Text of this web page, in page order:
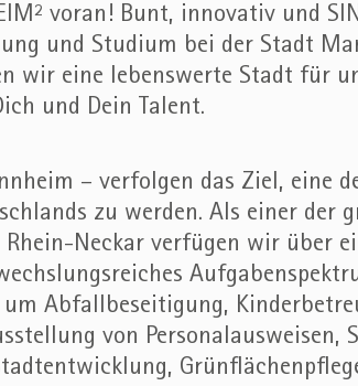
voran! Bunt, innovativ und
und Studium bei der Stadt
wir eine lebenswerte Stadt für
und Dein Talent.
– verfolgen das Ziel, eine
zu werden. Als einer der
Neckar verfügen wir über
Abfallbeseitigung,
von Personalausweisen,